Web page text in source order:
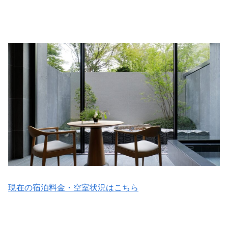
現在の宿泊料金・空室状況はこちら